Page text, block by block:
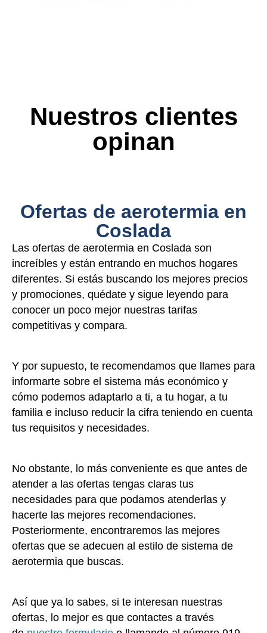
Nuestros clientes
opinan
Ofertas de aerotermia en
Coslada
Las ofertas de aerotermia en Coslada son
increíbles y están entrando en muchos hogares
diferentes. Si estás buscando los mejores precios
y promociones, quédate y sigue leyendo para
conocer un poco mejor nuestras tarifas
competitivas y compara.
Y por supuesto, te recomendamos que llames para
informarte sobre el sistema más económico y
cómo podemos adaptarlo a ti, a tu hogar, a tu
familia e incluso reducir la cifra teniendo en cuenta
tus requisitos y necesidades.
No obstante, lo más conveniente es que antes de
atender a las ofertas tengas claras tus
necesidades para que podamos atenderlas y
hacerte las mejores recomendaciones.
Posteriormente, encontraremos las mejores
ofertas que se adecuen al estilo de sistema de
aerotermia que buscas.
Así que ya lo sabes, si te interesan nuestras
ofertas, lo mejor es que contactes a través